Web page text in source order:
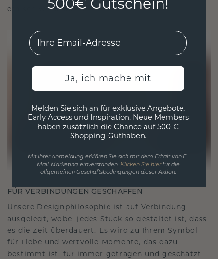
ethisch wie exquisit ist.
FÜR VERBINDUNGEN GESCHAFFEN
Unsere Designphilosophie ist auf Verbindung
ausgelegt, wobei jedes Stück so gestaltet ist, dass
es die Zeit überdauert. Es wird zu Ihrem Symbol
für Liebe und wertvolle Momente, das dazu
bestimmt ist, für immer getragen und geschätzt
EMail
Ja, ich mache mit
Melden Sie sich an für exklusive Angebote,
Early Access und Inspiration. Neue Members
haben zusätzlich die Chance auf 500 €
Shopping-Guthaben.
Mit Ihrer Anmeldung erklären Sie sich mit dem Erhalt von E-
Mail-Marketing einverstanden. Klicken Sie hierfür die
allgemeinen Geschäftsbedingungen dieser Aktion.